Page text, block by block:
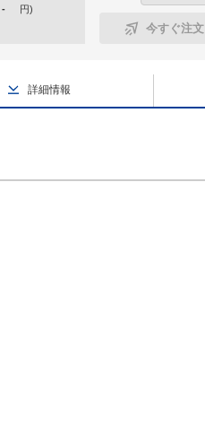
- 円)
今すぐ注文
詳細情報